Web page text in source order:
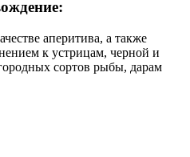
аперитива, а также
к устрицам, черной и
сортов рыбы, дарам